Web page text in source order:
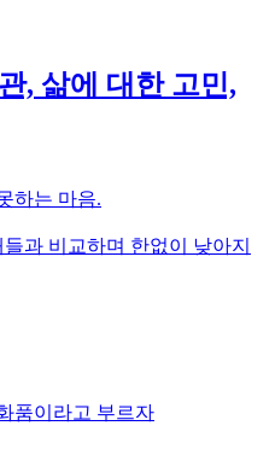
, 삶에 대한 고민,
하는 마음.
과 비교하며 한없이 낮아지
품이라고 부르자